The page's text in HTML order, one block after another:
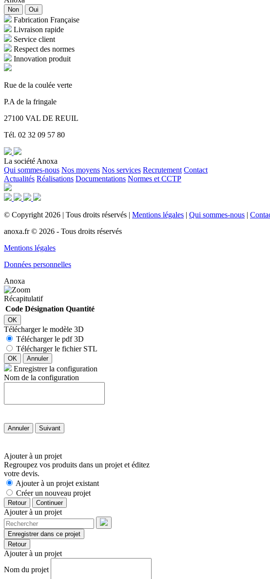
Non Oui
Fabrication Française
Livraison rapide
Service client
Respect des normes
Innovation produit
Rue de la coulée verte
P.A de la fringale
27100 VAL DE REUIL
Tél. 02 32 09 57 80
La société Anoxa
Qui sommes-nous Nos moyens Nos services Recrutement Contact
Actualités Réalisations Documentations Normes et CCTP
© Copyright 2026 | Tous droits réservés | Mentions légales | Qui sommes-nous |
anoxa.fr © 2026 - Tous droits réservés
Mentions légales
Données personnelles
Anoxa
Récapitulatif
Code Désignation Quantité
OK
Télécharger le modèle 3D
Télécharger le pdf 3D
Télécharger le fichier STL
OK Annuler
Enregistrer la configuration
Nom de la configuration
Annuler Suivant
Ajouter à un projet
Regroupez vos produits dans un projet et éditez
votre devis.
Ajouter à un projet existant
Créer un nouveau projet
Retour Continuer
Ajouter à un projet
Enregistrer dans ce projet
Retour
Ajouter à un projet
Nom du projet